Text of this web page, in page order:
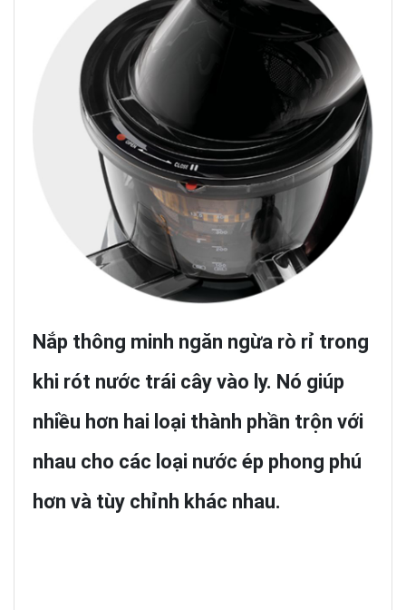
Nắp thông minh ngăn ngừa rò rỉ trong
khi rót nước trái cây vào ly. Nó giúp
nhiều hơn hai loại thành phần trộn với
nhau cho các loại nước ép phong phú
hơn và tùy chỉnh khác nhau.